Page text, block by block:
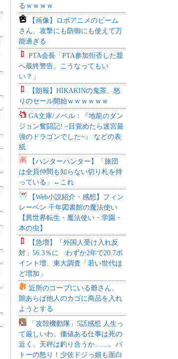
るｗｗｗｗ
【画像】ロボアニメのビーム
さん、攻撃にも防御にも使えて万
能過ぎる
PTA会長「PTA参加拒否した親
へ最終警告。こうなってもい
い？」
【朗報】HIKAKINの鬼茶、怒
りのセール開始ｗｗｗｗｗｗ
GA文庫/ノベル：『地龍のダン
ジョン奮闘記! ~目覚めたら迷宮最
強のドラゴンでした~』 などの表
紙
【ハンターハンター】「旅団
は全員仲間も知らない切り札を持
っている」←これ
【Web小説紹介・感想】フィン
レーベン 千年図書館の魔法使い
【異世界転生・魔法使い・学園・
本の虫】
【急増】「外国人受け入れ反
対」56.3％に わずか2年で20.7ポ
イント増、東大調査「若い世代ほ
ど増加」
近所のコープにいる爺さん、
隙あらば他人のカゴに商品を入れ
ようとする
「攻殻機動隊」5話感想 人生っ
て厳しいわ。価値ある仕事は死の
近く、天秤は釣り合うか……。バ
トーの怒り！少佐ドジっ娘も面白